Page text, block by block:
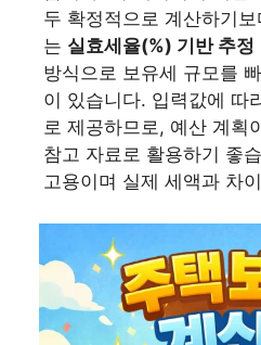
두 확정적으로 계산하기
는 실효세율(%) 기반 추정
방식으로 보유세 규모를
이 있습니다. 입력값에 따
로 제공하므로, 예산 계획
참고 자료로 활용하기 좋
고용이며 실제 세액과 차